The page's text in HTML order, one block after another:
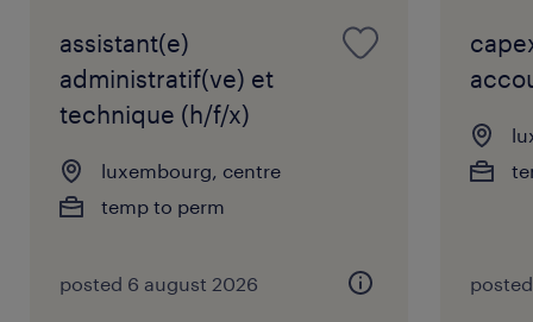
Ce que nous offrons
Un poste polyvalent, valorisant et à fortes
Un emploi stable (CDI) au sein d'une
assistant(e)
administratif(ve) et
technique (h/f/x)
luxembourg, centre
temp to perm
posted 6 august 2026